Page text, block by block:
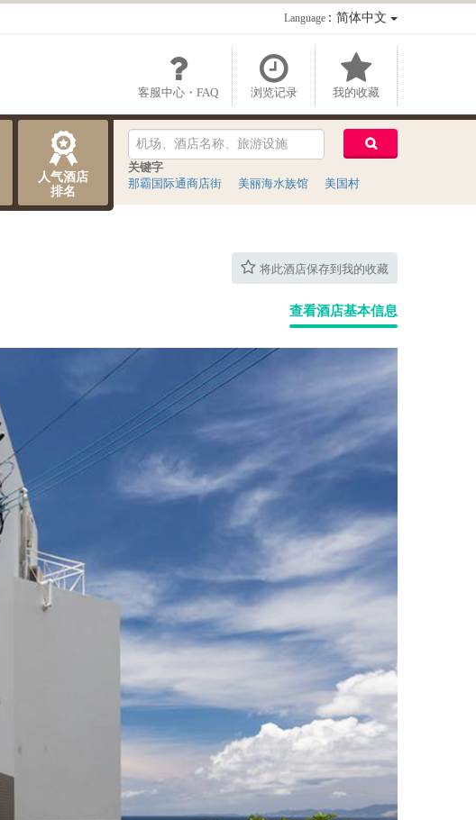
Language：简体中文
客服中心・FAQ 浏览记录 我的收藏
人气酒店
排名
关键字
那霸国际通商店街
美丽海水族馆 美国村
将此酒店保存到我的收藏
查看酒店基本信息